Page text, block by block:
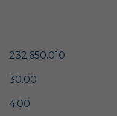
232.650.010
30.00
4.00